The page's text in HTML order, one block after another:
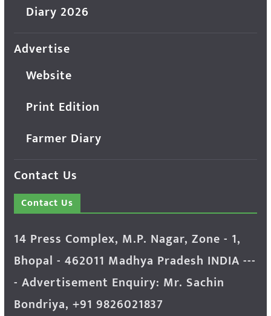
Diary 2026
Advertise
Website
Print Edition
Farmer Diary
Contact Us
Contact Us
14 Press Complex, M.P. Nagar, Zone - 1,
Bhopal - 462011 Madhya Pradesh INDIA ---
- Advertisement Enquiry: Mr. Sachin
Bondriya, +91 9826021837